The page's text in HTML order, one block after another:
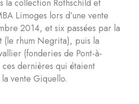
la collection Rothschild et
Limoges lors d’une vente
2014, et six passées par la
(le rhum Negrita), puis la
(fonderies de Pont-à-
ces dernières qui étaient
vente Giquello.